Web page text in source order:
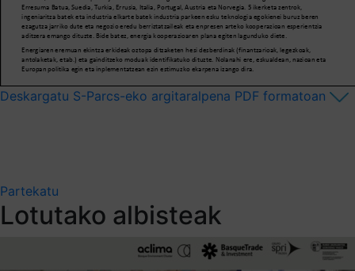
Deskargatu S-Parcs-eko argitaralpena PDF formatoan
Partekatu
Lotutako albisteak